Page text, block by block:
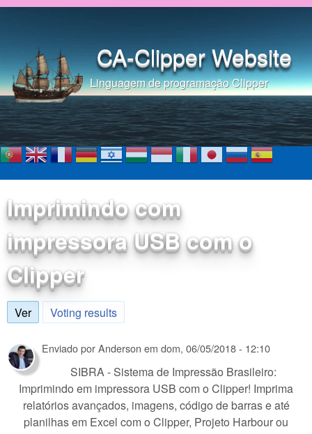
Pular para o conteúdo
CA-Clipper Website
Linguagem de programação Clipper
Imprimindo com
impressora USB com o
Clipper
Ver(aba ativa)
Voting results
Enviado porAnderson em dom, 06/05/2018 - 12:10
SIBRA - Sistema de Impressão Brasileiro:
Imprimindo em impressora USB com o Clipper! Imprima
relatórios avançados, imagens, código de barras e até
planilhas em Excel com o Clipper, Projeto Harbour ou